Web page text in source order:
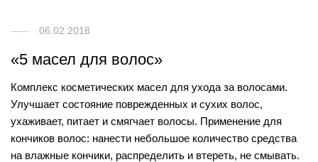
06.02.2018
«5 масел для волос»
Комплекс косметических масел для ухода за волосами.
Улучшает состояние поврежденных и сухих волос,
ухаживает, питает и смягчает волосы. Применение для
кончиков волос: нанести небольшое количество средства
на влажные кончики, распределить и втереть, не смывать.